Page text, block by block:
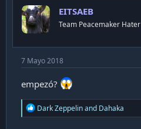
o
n
s
EITSAEB
Team Peacemaker Hater
7 Mayo 2018
empezó?
R
e
Dark Zeppelinand Dahaka